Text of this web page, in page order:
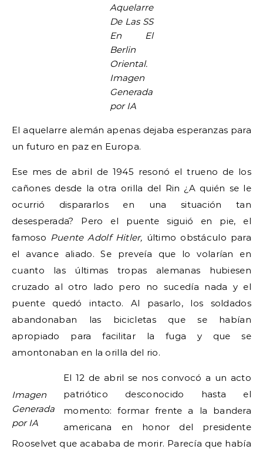
Aquelarre
De Las SS
En El
Berlin
Oriental.
Imagen
Generada
por IA
El aquelarre alemán apenas dejaba esperanzas para
un futuro en paz en Europa.
Ese mes de abril de 1945 resonó el trueno de los
cañones desde la otra orilla del Rin ¿A quién se le
ocurrió dispararlos en una situación tan
desesperada? Pero el puente siguió en pie, el
famoso Puente Adolf Hitler, último obstáculo para
el avance aliado. Se preveía que lo volarían en
cuanto las últimas tropas alemanas hubiesen
cruzado al otro lado pero no sucedía nada y el
puente quedó intacto. Al pasarlo, los soldados
abandonaban las bicicletas que se habían
apropiado para facilitar la fuga y que se
amontonaban en la orilla del rio.
Imagen
Generada
por IA
El 12 de abril se nos convocó a un acto
patriótico desconocido hasta el
momento: formar frente a la bandera
americana en honor del presidente
Rooselvet que acababa de morir. Parecía que había